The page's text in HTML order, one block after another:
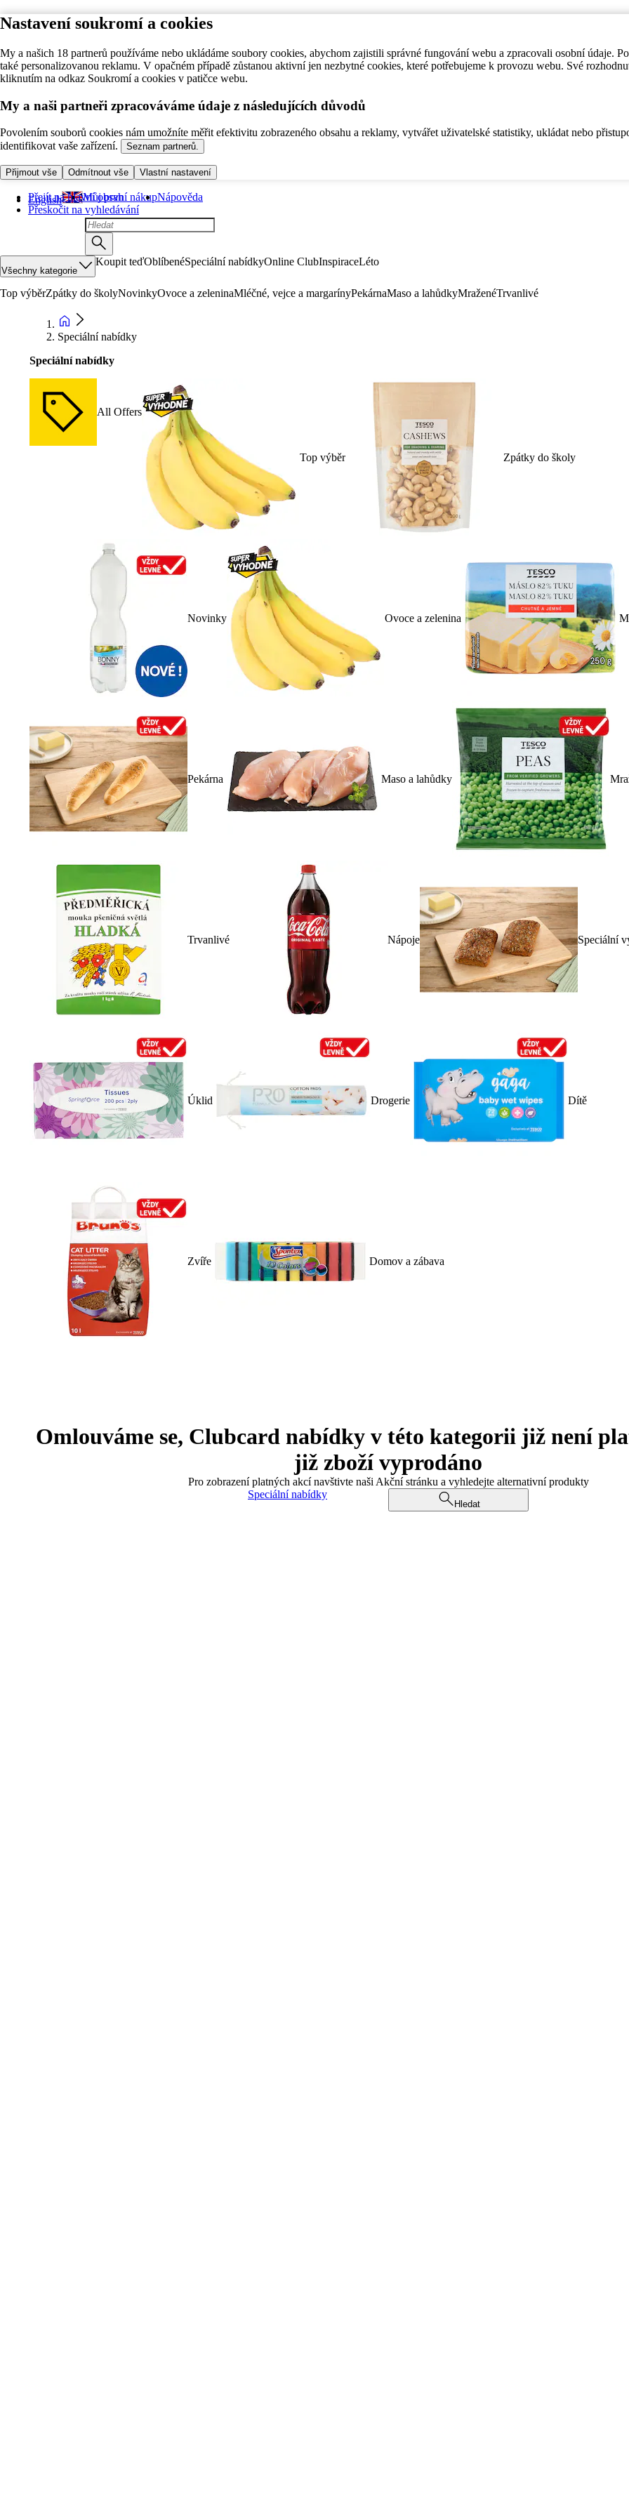
Nastavení soukromí a cookies
My a našich 18 partnerů používáme nebo ukládáme soubory cookies, abychom zajistili správné fungování webu a zpracovali osobní údaje.
také personalizovanou reklamu. V opačném případě zůstanou aktivní jen nezbytné cookies, které potřebujeme k provozu webu. Své
kliknutím na odkaz Soukromí a cookies v patičce webu.
My a naši partneři zpracováváme údaje z následujících důvodů
Povolením souborů cookies nám umožníte měřit efektivitu zobrazeného obsahu a reklamy, vytvářet uživatelské statistiky, ukládat nebo
identifikovat vaše zařízení.
Seznam partnerů.
Přijmout vše Odmítnout vše Vlastní nastavení
Přejít na hlavní obsah
Přeskočit na vyhledávání
English Můj první nákupNápověda
Všechny kategorie
Koupit teďOblíbenéSpeciální nabídkyOnline ClubInspiraceLéto
Top výběrZpátky do školyNovinkyOvoce a zeleninaMléčné, vejce a margarínyPekárnaMaso a lahůdkyMraženéTrvanlivé
Speciální nabídky
Speciální nabídky
All Offers
Top výběr Zpátky do školy
Novinky Ovoce a zelenina
Pekárna Maso a lahůdky
Trvanlivé Nápoje Speciální
Úklid Drogerie Dítě
Zvíře Domov a zábava
Omlouváme se, Clubcard nabídky v této kategorii již není
již zboží vyprodáno
Pro zobrazení platných akcí navštivte naši Akční stránku a vyhledejte alternativní produkty
Speciální nabídky
Hledat